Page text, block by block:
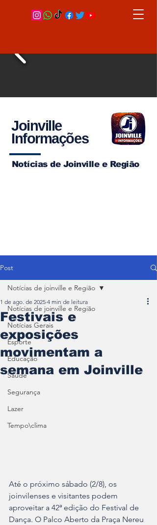
Joinville
Informações
Notícias de Joinville e Região
Post
Notícias de joinville e Região
Notícias Gerais
Esporte
Educação
Saúde
Segurança
Lazer
Tempo\clima
Notícias de joinville e Região
Festivais e
exposições
movimentam a
semana em Joinville
1 de ago. de 2025 4 min de leitura
Até o próximo sábado (2/8), os
joinvilenses e visitantes podem
aproveitar a 42ª edição do Festival de
Dança. O Palco Aberto da Praça Nereu